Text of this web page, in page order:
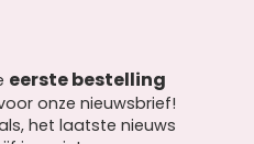
eerste bestelling
onze nieuwsbrief!
het laatste nieuws